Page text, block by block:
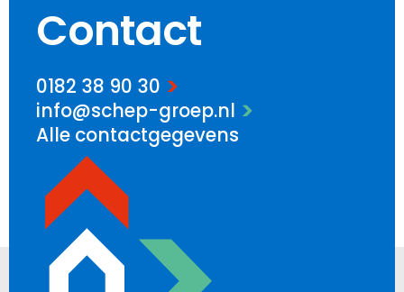
Contact
0182 38 90 30
info@schep-groep.nl
Alle contactgegevens